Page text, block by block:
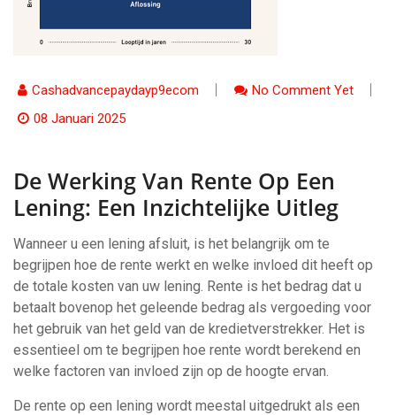
Cashadvancepaydayp9ecom
No Comment Yet
08 Januari 2025
De Werking Van Rente Op Een
Lening: Een Inzichtelijke Uitleg
Wanneer u een lening afsluit, is het belangrijk om te
begrijpen hoe de rente werkt en welke invloed dit heeft op
de totale kosten van uw lening. Rente is het bedrag dat u
betaalt bovenop het geleende bedrag als vergoeding voor
het gebruik van het geld van de kredietverstrekker. Het is
essentieel om te begrijpen hoe rente wordt berekend en
welke factoren van invloed zijn op de hoogte ervan.
De rente op een lening wordt meestal uitgedrukt als een